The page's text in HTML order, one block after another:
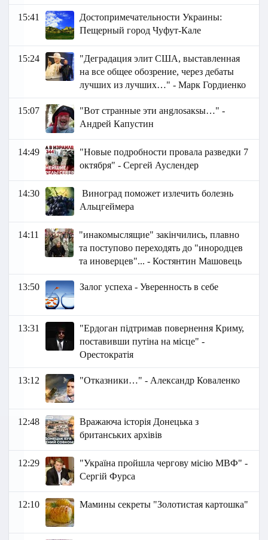
15:41
Достопримечательности Украины:
Пещерный город Чуфут-Кале
15:24
"Деградация элит США, выставленная
на все общее обозрение, через дебаты
лучших из лучших…" - Марк Гордиенко
15:07
"Вот странные эти анgлоsакsы…" -
Андрей Капустин
14:49
"Новые подробности провала разведки 7
октября" - Сергей Ауслендер
14:30
Виноград поможет излечить болезнь
Альцгеймера
14:11
"инакомыслящие" закінчились, плавно
та поступово переходять до "инородцев
та иноверцев"... - Костянтин Машовець
13:50 Залог успеха - Уверенность в себе
13:31
"Ердоган підтримав повернення Криму,
поставивши путіна на місце" -
Орестократія
13:12 "Отказники…" - Александр Коваленко
12:48
Вражаюча історія Донецька з
британських архівів
12:29
"Україна пройшла чергову місію МВФ" -
Сергій Фурса
12:10 Мамины секреты "Золотистая картошка"